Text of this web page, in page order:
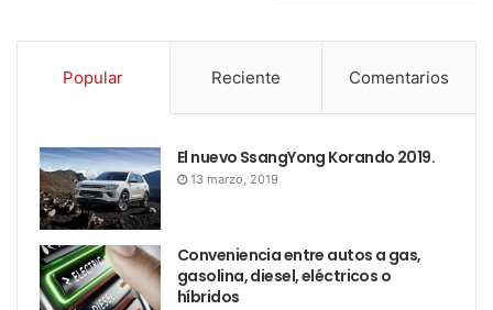
Popular Reciente Comentarios
El nuevo SsangYong Korando 2019.
13 marzo, 2019
Conveniencia entre autos a gas,
gasolina, diesel, eléctricos o
híbridos